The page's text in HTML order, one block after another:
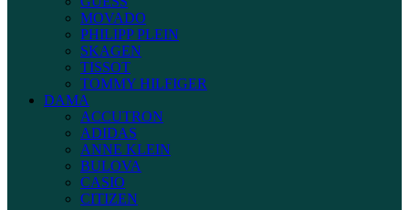
MOVADO
PHILIPP PLEIN
SKAGEN
TISSOT
TOMMY HILFIGER
DAMA
ACCUTRON
ADIDAS
ANNE KLEIN
BULOVA
CASIO
CITIZEN